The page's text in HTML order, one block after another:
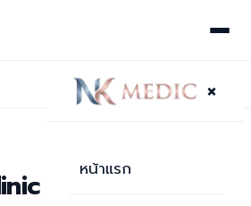
×
หน้าแรก
อยุธยา